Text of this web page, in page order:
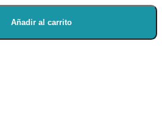
Añadir al carrito